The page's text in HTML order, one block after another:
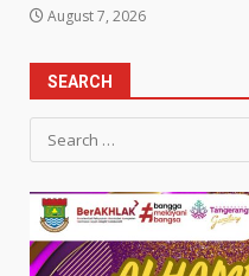
August 7, 2026
SEARCH
Search
for: